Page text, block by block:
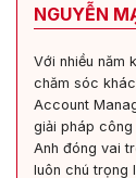
NGUYỄN
Với nhiều năm
chăm sóc
Account
giải pháp công
Anh đóng vai
luôn chú trọng